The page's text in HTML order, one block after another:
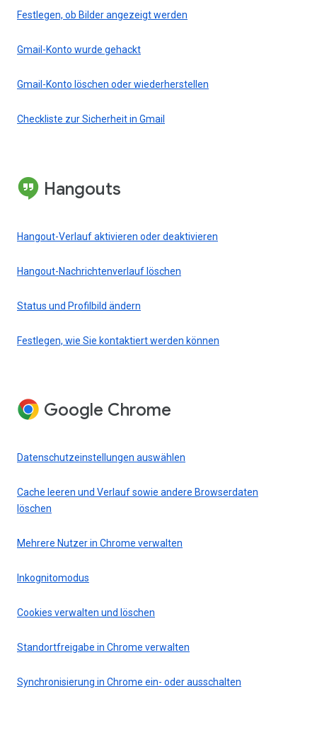
Festlegen, ob Bilder angezeigt werden
Gmail-Konto wurde gehackt
Gmail-Konto löschen oder wiederherstellen
Checkliste zur Sicherheit in Gmail
Hangouts
Hangout-Verlauf aktivieren oder deaktivieren
Hangout-Nachrichtenverlauf löschen
Status und Profilbild ändern
Festlegen, wie Sie kontaktiert werden können
Google Chrome
Datenschutzeinstellungen auswählen
Cache leeren und Verlauf sowie andere Browserdaten
löschen
Mehrere Nutzer in Chrome verwalten
Inkognitomodus
Cookies verwalten und löschen
Standortfreigabe in Chrome verwalten
Synchronisierung in Chrome ein- oder ausschalten